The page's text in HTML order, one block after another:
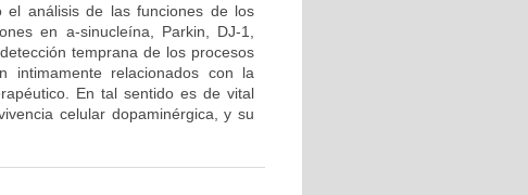
el análisis de las funciones de los
en a-sinucleína, Parkin, DJ-1,
temprana de los procesos
intimamente relacionados con la
En tal sentido es de vital
celular dopaminérgica, y su